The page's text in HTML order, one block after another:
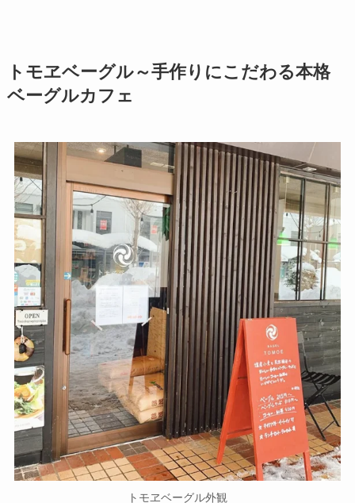
トモヱベーグル～手作りにこだわる本格
ベーグルカフェ
トモヱベーグル外観